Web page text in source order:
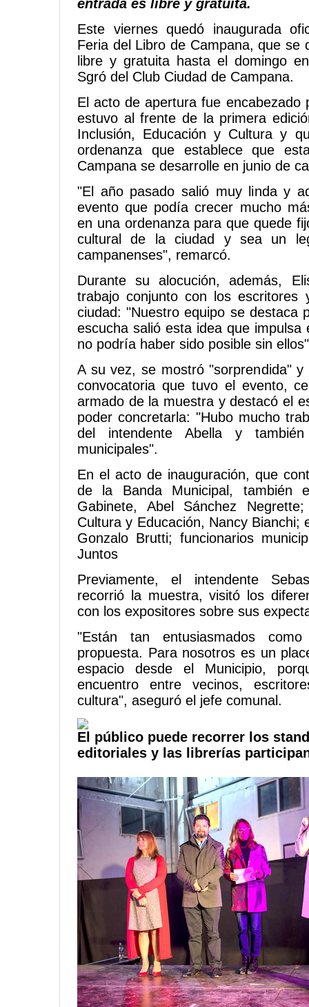
entrada es libre y gratuita.
Este viernes quedó inaugurada
Feria del Libro de Campana, que se
libre y gratuita hasta el domingo
Sgró del Club Ciudad de Campana.
El acto de apertura fue encabezado
estuvo al frente de la primera
Inclusión, Educación y Cultura y
ordenanza que establece que
Campana se desarrolle en junio de
"El año pasado salió muy linda y
evento que podía crecer mucho
en una ordenanza para que quede
cultural de la ciudad y sea un
campanenses", remarcó.
Durante su alocución, además,
trabajo conjunto con los escritores
ciudad: "Nuestro equipo se destaca
escucha salió esta idea que impulsa
no podría haber sido posible sin
A su vez, se mostró "sorprendida"
convocatoria que tuvo el evento,
armado de la muestra y destacó el
poder concretarla: "Hubo mucho
del intendente Abella y
municipales".
En el acto de inauguración, que
de la Banda Municipal, también
Gabinete, Abel Sánchez
Cultura y Educación, Nancy Bianchi;
Gonzalo Brutti; funcionarios
Juntos
Previamente, el intendente
recorrió la muestra, visitó los
con los expositores sobre sus
"Están tan entusiasmados
propuesta. Para nosotros es un
espacio desde el Municipio,
encuentro entre vecinos,
cultura", aseguró el jefe comunal.
El público puede recorrer los
editoriales y las librerías